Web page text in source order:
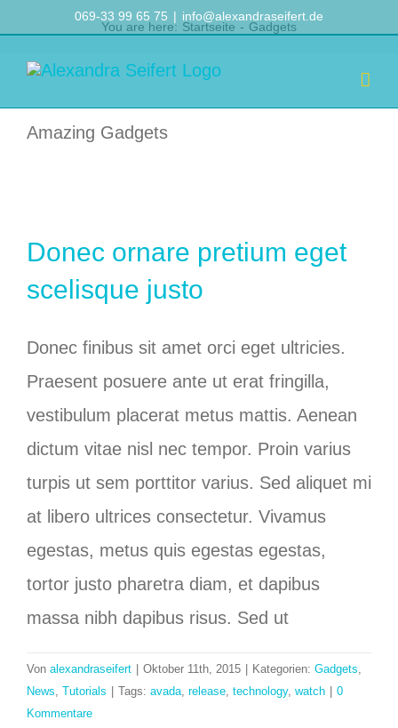
069-33 99 65 75 | info@alexandraseifert.de
You are here: Startseite - Gadgets
Amazing Gadgets
Donec ornare pretium eget
scelisque justo
Donec finibus sit amet orci eget ultricies.
Praesent posuere ante ut erat fringilla,
vestibulum placerat metus mattis. Aenean
dictum vitae nisl nec tempor. Proin varius
turpis ut sem porttitor varius. Sed aliquet mi
at libero ultrices consectetur. Vivamus
egestas, metus quis egestas egestas,
tortor justo pharetra diam, et dapibus
massa nibh dapibus risus. Sed ut
Von alexandraseifert Oktober 11th, 2015 Kategorien: Gadgets,
News, Tutorials Tags: avada, release, technology, watch
0
Kommentare